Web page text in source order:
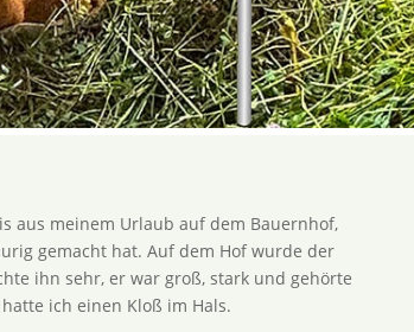
aus meinem Urlaub auf dem Bauernhof,
gemacht hat. Auf dem Hof wurde der
ihn sehr, er war groß, stark und gehörte
ich einen Kloß im Hals.